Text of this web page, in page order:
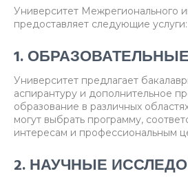
Университет Межрегионального
предоставляет следующие услуги:
1.
Университет предлагает
аспирантуру и дополнительное
образование в различных
могут выбрать программу,
интересам и профессиональным
2. НАУЧНЫЕ